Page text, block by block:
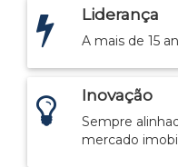
Liderança
A mais de 15
Inovação
Sempre
mercado